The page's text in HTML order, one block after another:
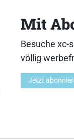
44
Mit
Besuche xc-
völlig
Jetzt